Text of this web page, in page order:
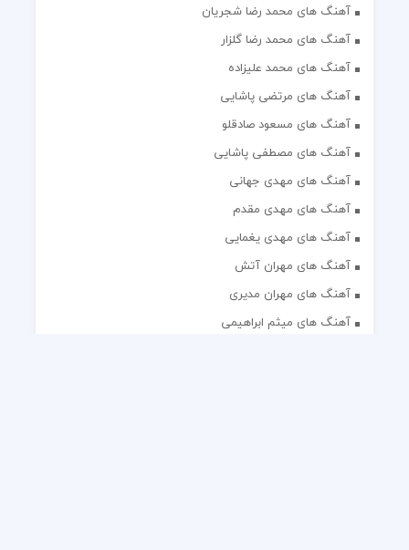
آهنگ های محمد رضا شجریان
آهنگ های محمد رضا گلزار
آهنگ های محمد علیزاده
آهنگ های مرتضی پاشایی
آهنگ های مسعود صادقلو
آهنگ های مصطفی پاشایی
آهنگ های مهدی جهانی
آهنگ های مهدی مقدم
آهنگ های مهدی یغمایی
آهنگ های مهران آتش
آهنگ های مهران مدیری
آهنگ های میثم ابراهیمی